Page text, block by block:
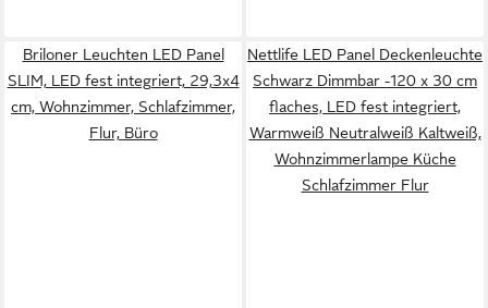
Briloner Leuchten LED Panel
SLIM, LED fest integriert, 29,3x4
cm, Wohnzimmer, Schlafzimmer,
Flur, Büro
Nettlife LED Panel Deckenleuchte
Schwarz Dimmbar -120 x 30 cm
flaches, LED fest integriert,
Warmweiß Neutralweiß Kaltweiß,
Wohnzimmerlampe Küche
Schlafzimmer Flur